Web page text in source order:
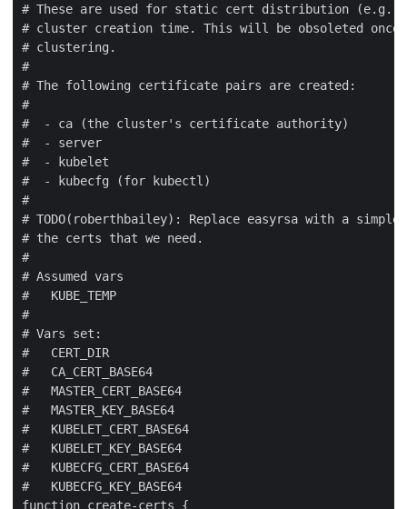
# These are used for static cert distribution (e.g.
# cluster creation time. This will be obsoleted once
# clustering.
#
# The following certificate pairs are created:
#
#  - ca (the cluster's certificate authority)
#  - server
#  - kubelet
#  - kubecfg (for kubectl)
#
# TODO(roberthbailey): Replace easyrsa with a simple
# the certs that we need.
#
# Assumed vars
#   KUBE_TEMP
#
# Vars set:
#   CERT_DIR
#   CA_CERT_BASE64
#   MASTER_CERT_BASE64
#   MASTER_KEY_BASE64
#   KUBELET_CERT_BASE64
#   KUBELET_KEY_BASE64
#   KUBECFG_CERT_BASE64
#   KUBECFG_KEY_BASE64
function create-certs {